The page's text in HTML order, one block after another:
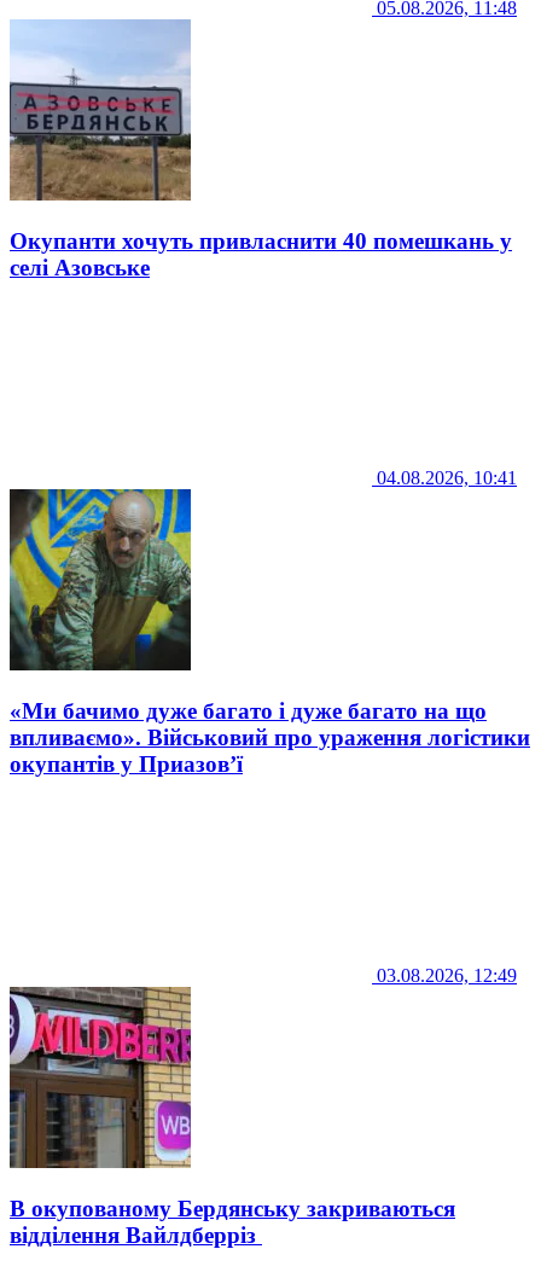
05.08.2026, 11:48
Окупанти хочуть привласнити 40 помешкань у
селі Азовське
04.08.2026, 10:41
«Ми бачимо дуже багато і дуже багато на що
впливаємо». Військовий про ураження логістики
окупантів у Приазов’ї
03.08.2026, 12:49
В окупованому Бердянську закриваються
відділення Вайлдберріз